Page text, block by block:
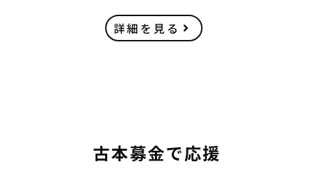
詳細を見る
古本募金で応援